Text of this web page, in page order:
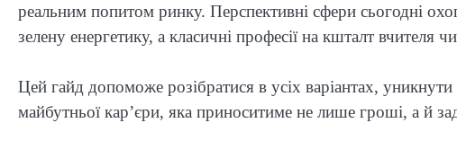
реальним попитом ринку. Перспективні сфери сьогодні
зелену енергетику, а класичні професії на кшталт
Цей гайд допоможе розібратися в усіх варіантах,
майбутньої кар’єри, яка приноситиме не лише гроші, а й